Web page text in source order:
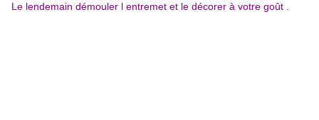
Le lendemain démouler l entremet et le décorer à votre goût .